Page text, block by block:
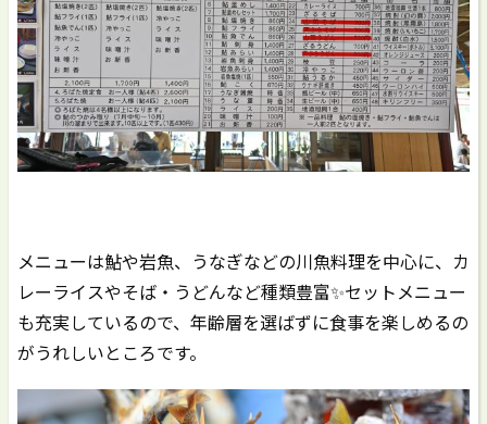
メニューは鮎や岩魚、うなぎなどの川魚料理を中心に、カ
レーライスやそば・うどんなど種類豊富✨セットメニュー
も充実しているので、年齢層を選ばずに食事を楽しめるの
がうれしいところです。